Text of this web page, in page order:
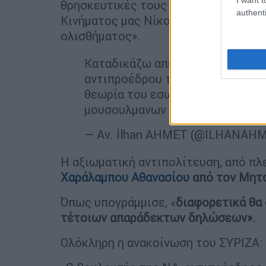
θρησκευτικές τους πεποιθήσεις.
Κινήματος μας Νίκου Ανδρουλάκη,
ολισθήματος».
Καταδικάζω απερίφραστα την
αντιπροέδρου της Βουλής,
θεωρία του εσωτερικού εχθρού
μουσουλμανων βουλευτών. (1)
— Av. İlhan AHMET
Η αξιωματική αντιπολίτευση, από
Χαράλαμπου Αθανασίου από τον
Όπως υπογράμμισε, «διαφορετικά θα
τέτοιων απαράδεκτων δηλώσεων».
Ολόκληρη η ανακοίνωση του ΣΥΡΙΖΑ: